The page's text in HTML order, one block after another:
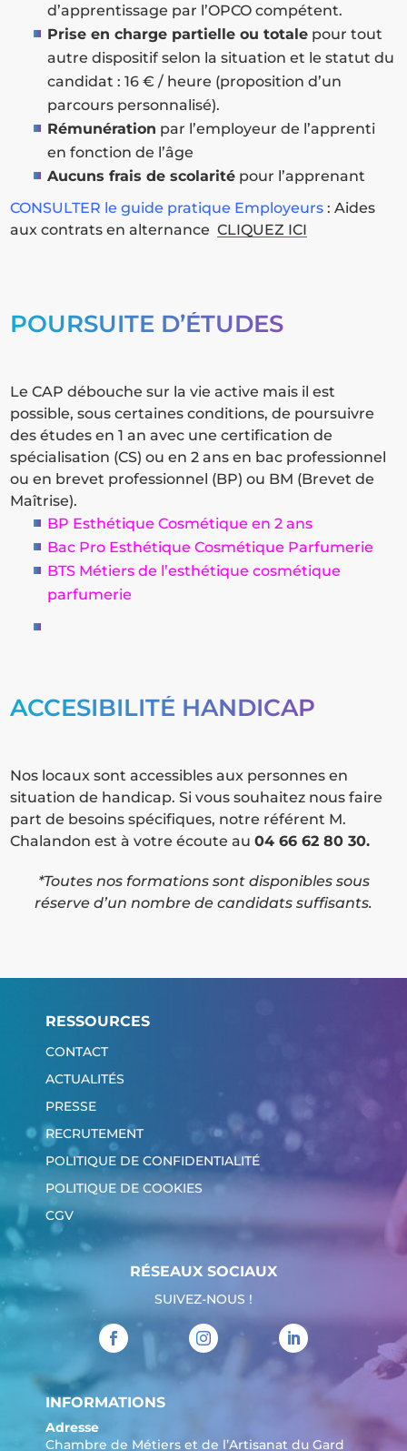
d’apprentissage par l’OPCO compétent.
Prise en charge partielle ou totale pour tout
autre dispositif selon la situation et le statut du
candidat : 16 € / heure (proposition d’un
parcours personnalisé).
Rémunération par l’employeur de l’apprenti
en fonction de l’âge
Aucuns frais de scolarité pour l’apprenant
CONSULTER le guide pratique Employeurs : Aides
aux contrats en alternanceCLIQUEZ ICI
POURSUITE D’ÉTUDES
Le CAP débouche sur la vie active mais il est
possible, sous certaines conditions, de poursuivre
des études en 1 an avec une certification de
spécialisation (CS) ou en 2 ans en bac professionnel
ou en brevet professionnel (BP) ou BM (Brevet de
Maîtrise).
BP Esthétique Cosmétique en 2 ans
Bac Pro Esthétique Cosmétique Parfumerie
BTS Métiers de l’esthétique cosmétique
parfumerie
ACCESIBILITÉ HANDICAP
Nos locaux sont accessibles aux personnes en
situation de handicap. Si vous souhaitez nous faire
part de besoins spécifiques, notre référent M.
Chalandon est à votre écoute au04 66 62 80 30.
*Toutes nos formations sont disponibles sous
réserve d’un nombre de candidats suffisants.
RESSOURCES
CONTACT
ACTUALITÉS
PRESSE
RECRUTEMENT
POLITIQUE DE CONFIDENTIALITÉ
POLITIQUE DE COOKIES
CGV
RÉSEAUX SOCIAUX
SUIVEZ-NOUS !
INFORMATIONS
Adresse
Chambre de Métiers et de l’Artisanat du Gard